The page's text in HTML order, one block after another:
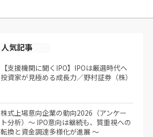
【支援機関に聞くIPO】IPOは厳選時代へ
投資家が見極める成長力／野村証券（株）
株式上場意向企業の動向2026（アンケー
ト分析）～ IPO意向は継続も、質重視への
転換と資金調達多様化が進展 ～